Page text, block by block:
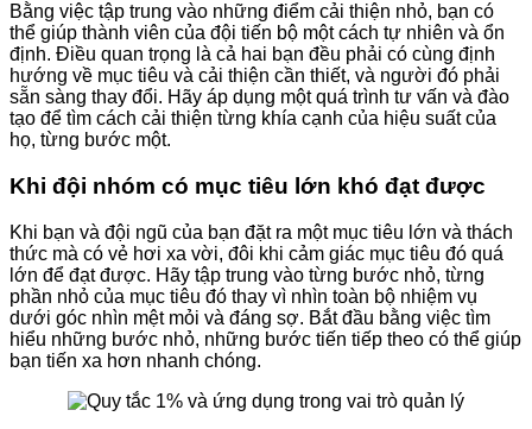
Bằng việc tập trung vào những điểm cải thiện nhỏ, bạn có
thể giúp thành viên của đội tiến bộ một cách tự nhiên và ổn
định. Điều quan trọng là cả hai bạn đều phải có cùng định
hướng về mục tiêu và cải thiện cần thiết, và người đó phải
sẵn sàng thay đổi. Hãy áp dụng một quá trình tư vấn và đào
tạo để tìm cách cải thiện từng khía cạnh của hiệu suất của
họ, từng bước một.
Khi đội nhóm có mục tiêu lớn khó đạt được
Khi bạn và đội ngũ của bạn đặt ra một mục tiêu lớn và thách
thức mà có vẻ hơi xa vời, đôi khi cảm giác mục tiêu đó quá
lớn để đạt được. Hãy tập trung vào từng bước nhỏ, từng
phần nhỏ của mục tiêu đó thay vì nhìn toàn bộ nhiệm vụ
dưới góc nhìn mệt mỏi và đáng sợ. Bắt đầu bằng việc tìm
hiểu những bước nhỏ, những bước tiến tiếp theo có thể giúp
bạn tiến xa hơn nhanh chóng.